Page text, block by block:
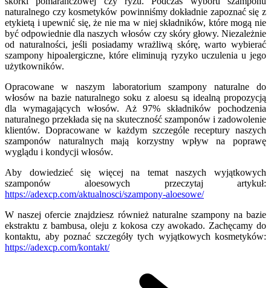
naturalnego czy kosmetyków powinniśmy dokładnie zapoznać się z
etykietą i upewnić się, że nie ma w niej składników, które mogą nie
być odpowiednie dla naszych włosów czy skóry głowy. Niezależnie
od naturalności, jeśli posiadamy wrażliwą skórę, warto wybierać
szampony hipoalergiczne, które eliminują ryzyko uczulenia u jego
użytkowników.
Opracowane w naszym laboratorium szampony naturalne do
włosów na bazie naturalnego soku z aloesu są idealną propozycją
dla wymagających włosów. Aż 97% składników pochodzenia
naturalnego przekłada się na skuteczność szamponów i zadowolenie
klientów. Dopracowane w każdym szczególe receptury naszych
szamponów naturalnych mają korzystny wpływ na poprawę
wyglądu i kondycji włosów.
Aby dowiedzieć się więcej na temat naszych wyjątkowych
szamponów aloesowych przeczytaj artykuł:
https://adexcp.com/aktualnosci/szampony-aloesowe/
W naszej ofercie znajdziesz również naturalne szampony na bazie
ekstraktu z bambusa, oleju z kokosa czy awokado. Zachęcamy do
kontaktu, aby poznać szczegóły tych wyjątkowych kosmetyków:
https://adexcp.com/kontakt/